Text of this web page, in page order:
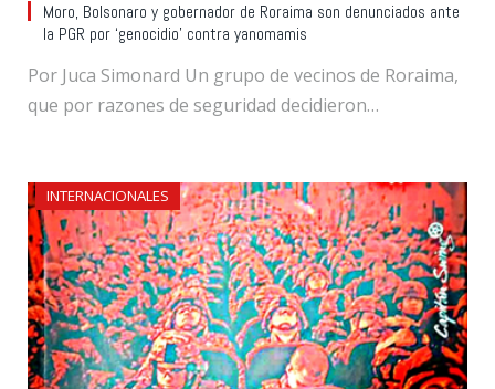
Moro, Bolsonaro y gobernador de Roraima son denunciados ante
la PGR por ‘genocidio’ contra yanomamis
Por Juca Simonard Un grupo de vecinos de Roraima,
que por razones de seguridad decidieron…
INTERNACIONALES